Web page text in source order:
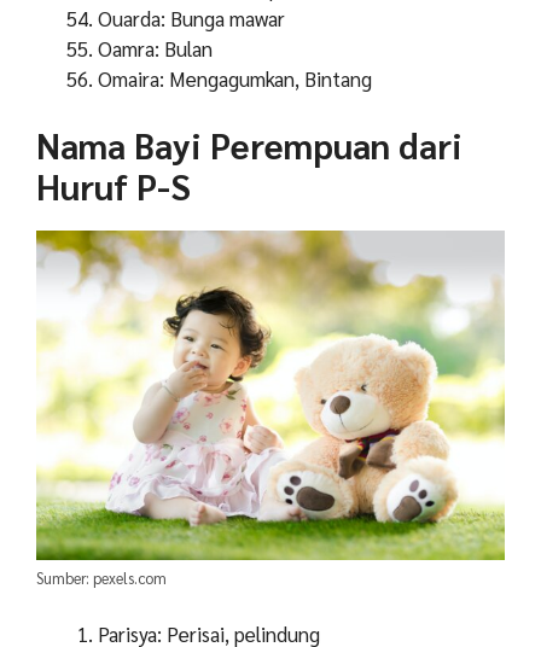
Ouarda: Bunga mawar
Oamra: Bulan
Omaira: Mengagumkan, Bintang
Nama Bayi Perempuan dari
Huruf P-S
Sumber: pexels.com
Parisya: Perisai, pelindung